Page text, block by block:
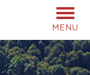
MENU